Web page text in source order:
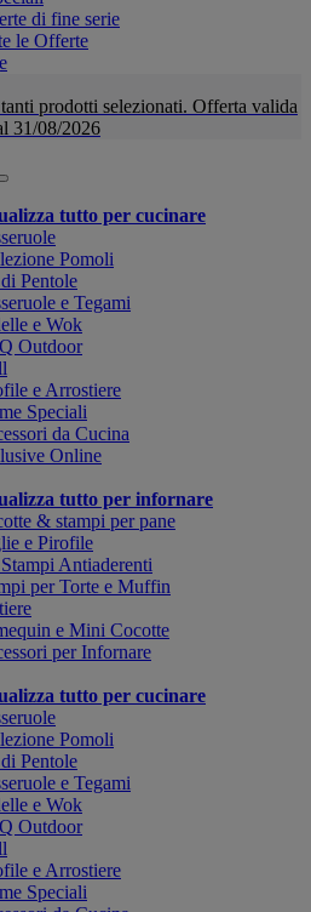
di fine serie
le Offerte
prodotti selezionati. Offerta valida
31/08/2026
tutto per cucinare
Pomoli
Pentole
e Tegami
e Wok
Outdoor
e Arrostiere
Speciali
da Cucina
Online
tutto per infornare
& stampi per pane
e Pirofile
Antiaderenti
per Torte e Muffin
e Mini Cocotte
per Infornare
tutto per cucinare
Pomoli
Pentole
e Tegami
e Wok
Outdoor
e Arrostiere
Speciali